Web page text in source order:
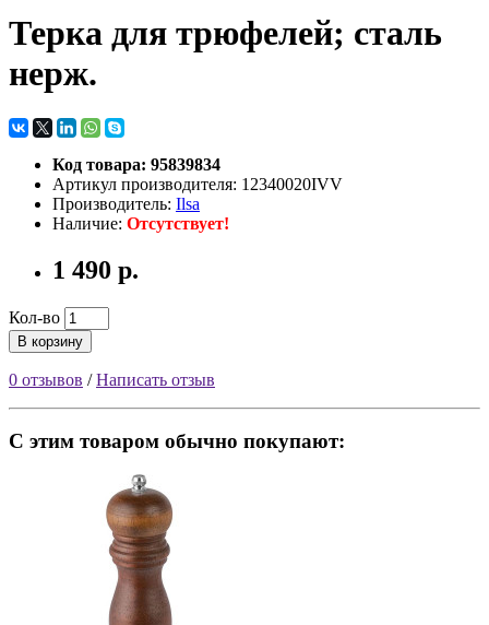
Терка для трюфелей; сталь
нерж.
Код товара: 95839834
Артикул производителя: 12340020IVV
Производитель: Ilsa
Наличие: Отсутствует!
1 490 р.
Кол-во
В корзину
0 отзывов /Написать отзыв
С этим товаром обычно покупают: